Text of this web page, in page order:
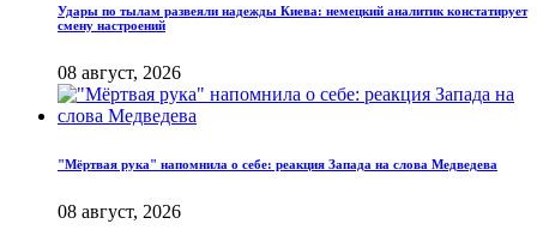
Удары по тылам развеяли надежды Киева: немецкий аналитик констатирует
смену настроений
08 август, 2026
"Мёртвая рука" напомнила о себе: реакция Запада на слова Медведева
08 август, 2026